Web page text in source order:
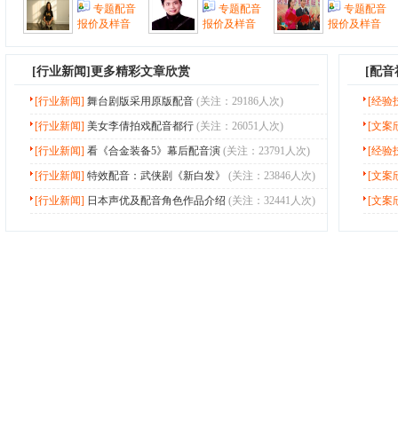
专题配音
报价及样音
专题配音
报价及样音
专题配音
报价及样音
[行业新闻]更多精彩文章欣赏
[行业新闻] 舞台剧版采用原版配音 (关注：29186人次)
[行业新闻] 美女李倩拍戏配音都行 (关注：26051人次)
[行业新闻] 看《合金装备5》幕后配音演 (关注：23791人次)
[行业新闻] 特效配音：武侠剧《新白发》
(关注：23846人次)
[行业新闻] 日本声优及配音角色作品介绍 (关注：32441人次)
[配音
[经验
[文案
[经验
[文案
[文案